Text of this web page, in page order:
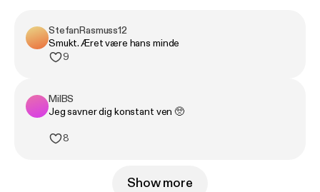
særepisode, hvor vi fortæller historien om Tristan
Carl Pedersen. Reportere og tilrettelæggelse:
Redaktør: Rune Sparre Geertsen og Troels Kingo
Ansvarshavende redaktør: Maja Mazor Producent:
Alexander Leise-Hansen Podcasten er produceret
StefanRasmuss12
Smukt. Æret være hans minde
9
MilBS
Jeg savner dig konstant ven 🥺
8
Show more